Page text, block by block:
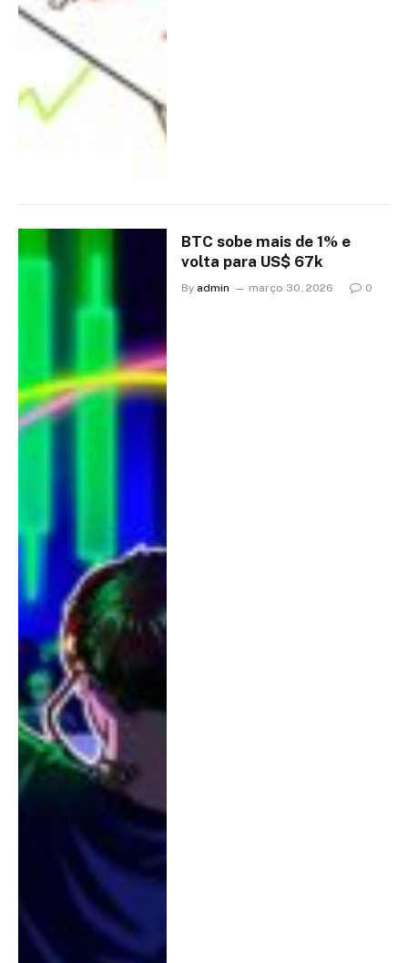
BTC sobe mais de 1% e
volta para US$ 67k
By admin março 30, 2026 0